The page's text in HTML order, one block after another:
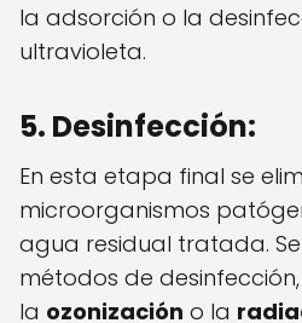
la adsorción o la
ultravioleta.
5. Desinfección:
En esta etapa final se
microorganismos
agua residual tratada.
métodos de
la ozonización o la